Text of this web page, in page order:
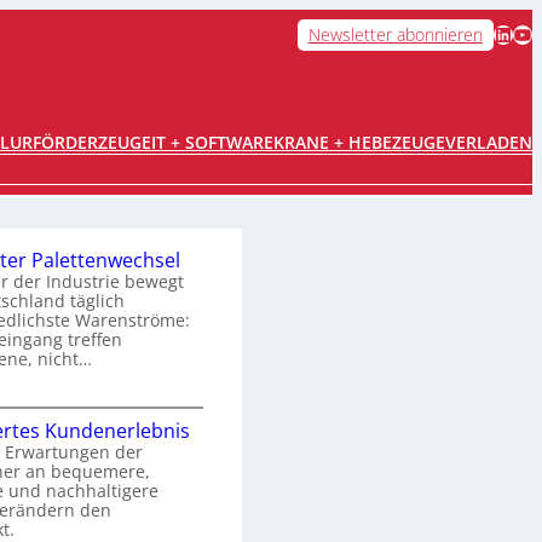
Newsletter abonnieren LinkedIn YouTube
IT + SOFTWAREKRANE + HEBEZEUGEVERLADEN
Palettenwechsel
der Industrie bewegt
täglich
Warenströme:
treffen
nicht…
Kundenerlebnis
Erwartungen der
an bequemere,
und nachhaltigere
den